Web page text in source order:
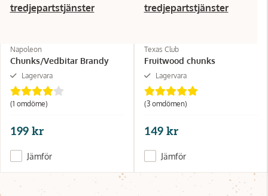
tredjepartstjänster
Napoleon
Chunks/Vedbitar Brandy
Lagervara
(1 omdöme)
199 kr
Jämför
tredjepartstjänster
Texas Club
Fruitwood chunks
Lagervara
(3 omdömen)
149 kr
Jämför